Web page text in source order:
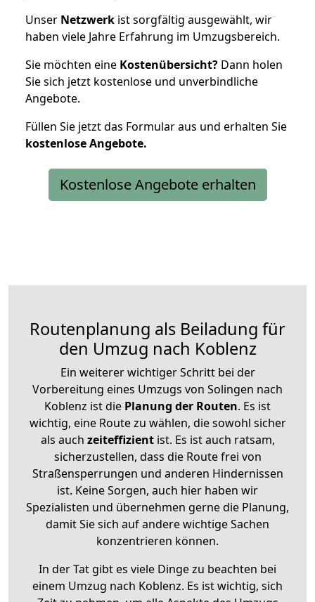
Unser Netzwerk ist sorgfältig ausgewählt, wir
haben viele Jahre Erfahrung im Umzugsbereich.
Sie möchten eine Kostenübersicht? Dann holen
Sie sich jetzt kostenlose und unverbindliche
Angebote.
Füllen Sie jetzt das Formular aus und erhalten Sie
kostenloseAngebote.
Kostenlose Angebote erhalten
Routenplanung als Beiladung für
den Umzug nach Koblenz
Ein weiterer wichtiger Schritt bei der
Vorbereitung eines Umzugs von Solingen nach
Koblenz ist die Planung der Routen. Es ist
wichtig, eine Route zu wählen, die sowohl sicher
als auch zeiteffizientist. Es ist auch ratsam,
sicherzustellen, dass die Route frei von
Straßensperrungen und anderen Hindernissen
ist. Keine Sorgen, auch hier haben wir
Spezialisten und übernehmen gerne die Planung,
damit Sie sich auf andere wichtige Sachen
konzentrieren können.
In der Tat gibt es viele Dinge zu beachten bei
einem Umzug nach Koblenz. Es ist wichtig, sich